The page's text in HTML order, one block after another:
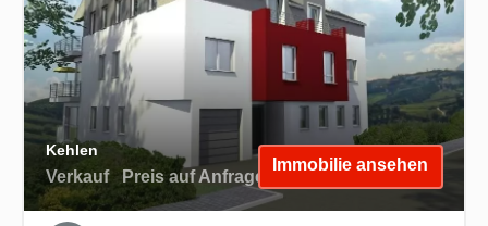
Kehlen
Verkauf Preis auf Anfrage
Immobilie ansehen